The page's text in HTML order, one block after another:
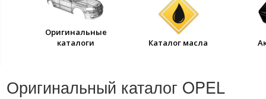
Оригинальные
каталоги
Каталог масла
Оригинальный каталог OPEL